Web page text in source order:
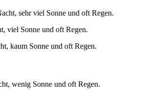
sehr viel Sonne und oft Regen.
viel Sonne und oft Regen.
kaum Sonne und oft Regen.
wenig Sonne und oft Regen.